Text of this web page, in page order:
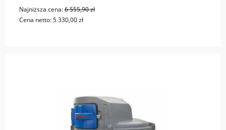
Najniższa cena:6 555,90 zł
Cena netto:5 330,00 zł